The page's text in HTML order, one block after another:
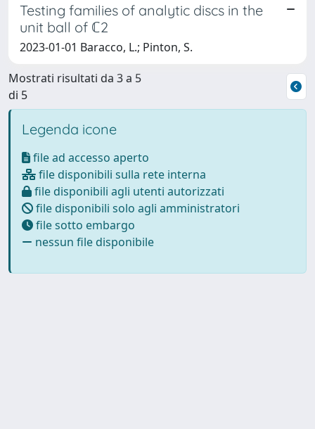
Testing families of analytic discs in the
unit ball of ℂ2
2023-01-01 Baracco, L.; Pinton, S.
Mostrati risultati da 3 a 5
di 5
Legenda icone
file ad accesso aperto
file disponibili sulla rete interna
file disponibili agli utenti autorizzati
file disponibili solo agli amministratori
file sotto embargo
nessun file disponibile